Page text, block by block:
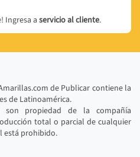
Ingresa a servicio al cliente.
de Publicar contiene la
de Latinoamérica.
son propiedad de la compañía
total o parcial de cualquier
está prohibido.